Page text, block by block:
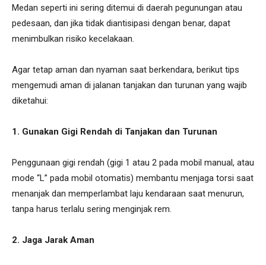
Medan seperti ini sering ditemui di daerah pegunungan atau
pedesaan, dan jika tidak diantisipasi dengan benar, dapat
menimbulkan risiko kecelakaan.
Agar tetap aman dan nyaman saat berkendara, berikut tips
mengemudi aman di jalanan tanjakan dan turunan yang wajib
diketahui:
1. Gunakan Gigi Rendah di Tanjakan dan Turunan
Penggunaan gigi rendah (gigi 1 atau 2 pada mobil manual, atau
mode “L” pada mobil otomatis) membantu menjaga torsi saat
menanjak dan memperlambat laju kendaraan saat menurun,
tanpa harus terlalu sering menginjak rem.
2. Jaga Jarak Aman